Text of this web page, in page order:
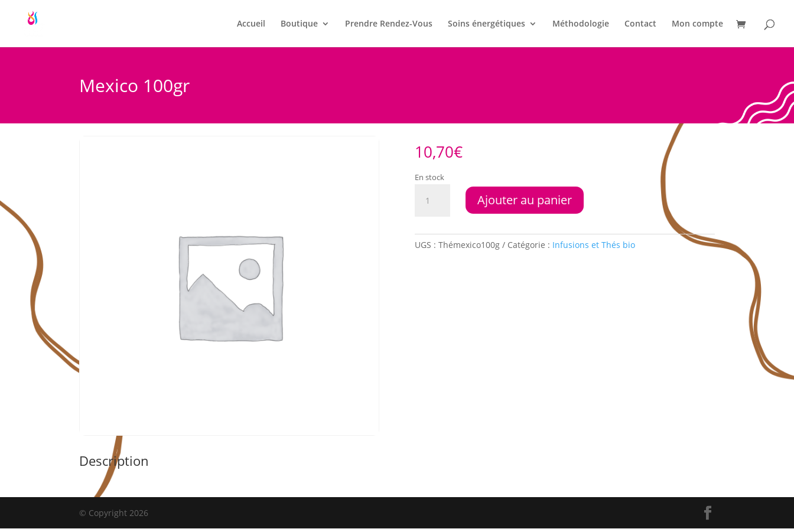
Accueil Boutique Prendre Rendez-Vous Soins énergétiques Méthodologie Contact Mon compte
Mexico 100gr
10,70€
En stock
Ajouter au panier
UGS : Thémexico100g Catégorie : Infusions et Thés bio
Description
© Copyright 2026